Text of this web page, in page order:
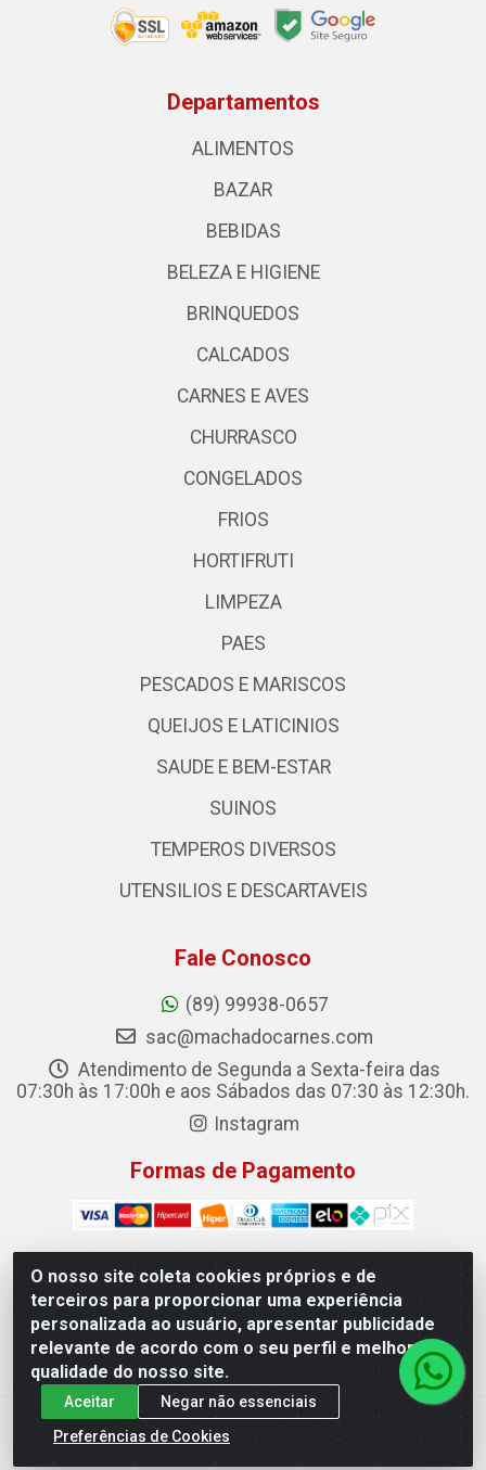
O nosso site coleta cookies próprios e de
terceiros para proporcionar uma experiência
personalizada ao usuário, apresentar publicidade
relevante de acordo com o seu perfil e melhorar a
qualidade do nosso site.
Aceitar
Negar não essenciais
Preferências de Cookies
Departamentos
ALIMENTOS
BAZAR
BEBIDAS
BELEZA E HIGIENE
BRINQUEDOS
CALCADOS
CARNES E AVES
CHURRASCO
CONGELADOS
FRIOS
HORTIFRUTI
LIMPEZA
PAES
PESCADOS E MARISCOS
QUEIJOS E LATICINIOS
SAUDE E BEM-ESTAR
SUINOS
TEMPEROS DIVERSOS
UTENSILIOS E DESCARTAVEIS
Fale Conosco
(89) 99938-0657
sac@machadocarnes.com
Atendimento de Segunda a Sexta-feira das
07:30h às 17:00h e aos Sábados das 07:30 às 12:30h.
Instagram
Formas de Pagamento
Machado Carnes Distribuidora de Alimentos LTDA -
Logradouro: Avenida Candido Aleixo, 148 - Centro - Oeiras/PI
- CEP 64.500-000 - 31.391.008/0001-50